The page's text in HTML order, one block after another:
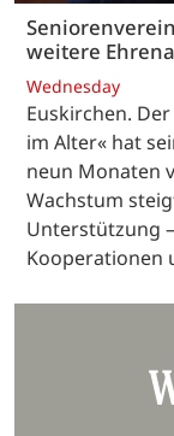
weitere
Wednesday
Euskirchen.
im Alter« hat
neun Monaten
Wachstum
Unterstützung
Kooperationen